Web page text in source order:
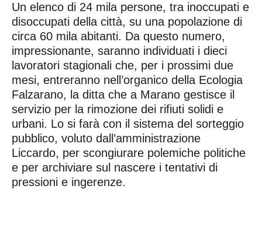
Un elenco di 24 mila persone, tra inoccupati e
disoccupati della città, su una popolazione di
circa 60 mila abitanti. Da questo numero,
impressionante, saranno individuati i dieci
lavoratori stagionali che, per i prossimi due
mesi, entreranno nell’organico della Ecologia
Falzarano, la ditta che a Marano gestisce il
servizio per la rimozione dei rifiuti solidi e
urbani. Lo si farà con il sistema del sorteggio
pubblico, voluto dall’amministrazione
Liccardo, per scongiurare polemiche politiche
e per archiviare sul nascere i tentativi di
pressioni e ingerenze.